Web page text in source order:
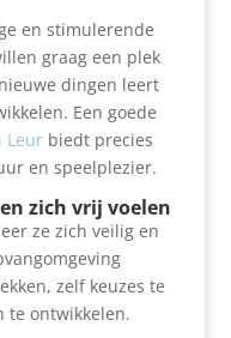
en stimulerende
graag een plek
dingen leert
Een goede
Leurbiedt precies
en speelplezier.
zich vrij voelen
ze zich veilig en
zelf keuzes te
te ontwikkelen.